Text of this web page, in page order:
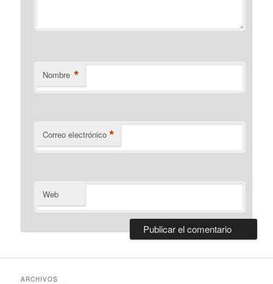
Nombre *
Correo electrónico *
Web
ARCHIVOS